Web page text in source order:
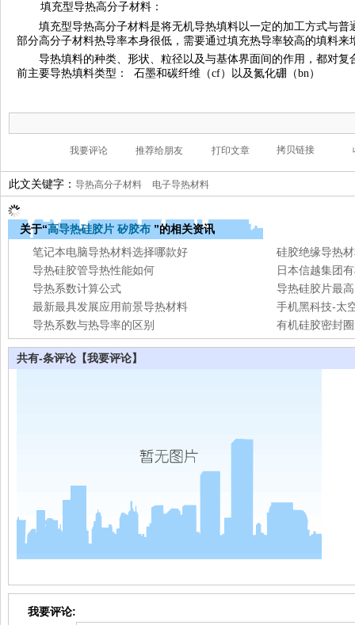
填充型导热高分子材料：
填充型导热高分子材料是将无机导热填料以一定的加工方式与
部分高分子材料热导率本身很低，需要通过填充热导率较高的填料来
导热填料的种类、形状、粒径以及与基体界面间的作用，都对
前主要导热填料类型： 石墨和碳纤维（cf）以及氮化硼（bn）
此文关键字： 导热高分子材料 电子导热材料
关于“高导热硅胶片 矽胶布 ”的相关资讯
笔记本电脑导热材料选择哪款好
硅胶绝缘导热
导热硅胶管导热性能如何
日本信越集团
导热系数计算公式
导热硅胶片最
最新最具发展应用前景导热材料
手机黑科技-太
导热系数与热导率的区别
有机硅胶密封
共有-条评论 【我要评论】
我要评论: